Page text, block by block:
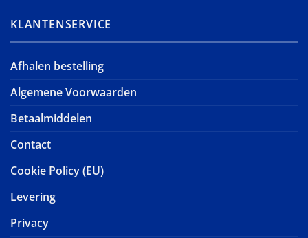
KLANTENSERVICE
Afhalen bestelling
Algemene Voorwaarden
Betaalmiddelen
Contact
Cookie Policy (EU)
Levering
Privacy